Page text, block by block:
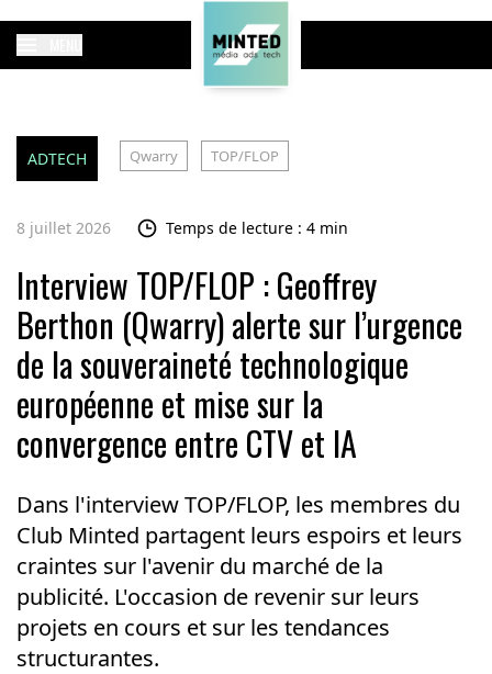
ADTECH Qwarry TOP/FLOP
8 juillet 2026 Temps de lecture : 4 min
Interview TOP/FLOP : Geoffrey
Berthon (Qwarry) alerte sur l’urgence
de la souveraineté technologique
européenne et mise sur la
convergence entre CTV et IA
Dans l'interview TOP/FLOP, les membres du
Club Minted partagent leurs espoirs et leurs
craintes sur l'avenir du marché de la
publicité. L'occasion de revenir sur leurs
projets en cours et sur les tendances
structurantes.